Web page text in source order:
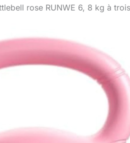
rose RUNWE 6, 8 kg à